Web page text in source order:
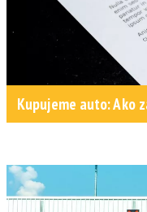
Kupujeme auto: Ako